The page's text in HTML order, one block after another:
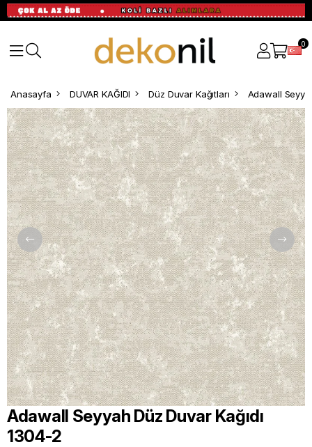
0
Anasayfa DUVAR KAĞIDI Düz Duvar Kağıtları Adawall
Adawall Seyyah Düz Duvar Kağıdı
1304-2